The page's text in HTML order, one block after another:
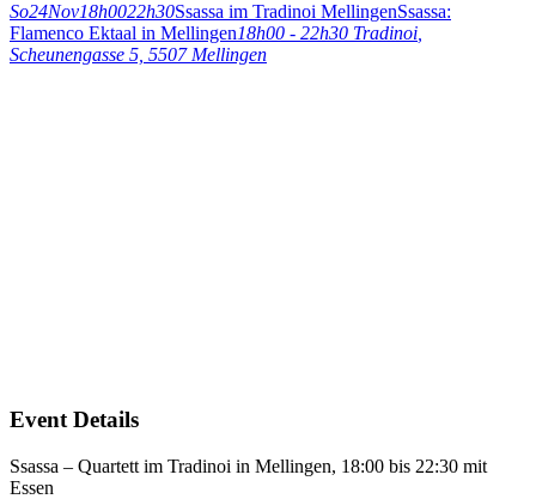
So24Nov18h0022h30Ssassa im Tradinoi MellingenSsassa:
Flamenco Ektaal in Mellingen18h00 - 22h30 Tradinoi
Scheunengasse 5, 5507 Mellingen
Event Details
Ssassa – Quartett im Tradinoi in Mellingen, 18:00 bis 22:30 mit
Essen